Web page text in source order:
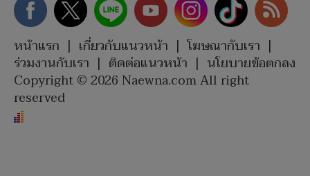
หน้าแรก | เกี่ยวกับแนวหน้า | โฆษณากับเรา |
ร่วมงานกับเรา | ติดต่อแนวหน้า | นโยบายข้อตกลง
Copyright © 2026 Naewna.com All right
reserved